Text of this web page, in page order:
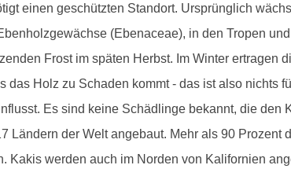
einen geschützten Standort. Ursprünglich
(Ebenaceae), in den Tropen
Frost im späten Herbst. Im Winter ertragen
das Holz zu Schaden kommt - das ist also nichts
Es sind keine Schädlinge bekannt, die den
Ländern der Welt angebaut. Mehr als 90 Prozent
Kakis werden auch im Norden von Kalifornien